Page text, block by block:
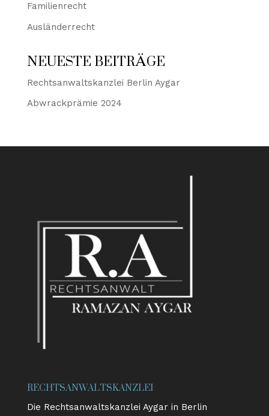
Familienrecht
Ausländerrecht
NEUESTE BEITRÄGE
Rechtsanwaltskanzlei Berlin Aygar
Abwrackprämie 2024
RECHTSANWALTSKANZLEI
Die Rechtsanwaltskanzlei Aygar in Berlin